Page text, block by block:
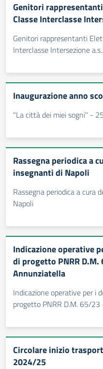
Genitori
Classe Interclasse
Genitori rappresentanti
Interclasse Intersezione
Inaugurazione anno
"La città dei miei sogni" -
Rassegna periodica a
insegnanti di Napoli
Rassegna periodica a cura
Napoli
Indicazione operative
di progetto PNRR
Annunziatella
Indicazione operative per i
progetto PNRR D.M. 65/
Circolare inizio
2024/25